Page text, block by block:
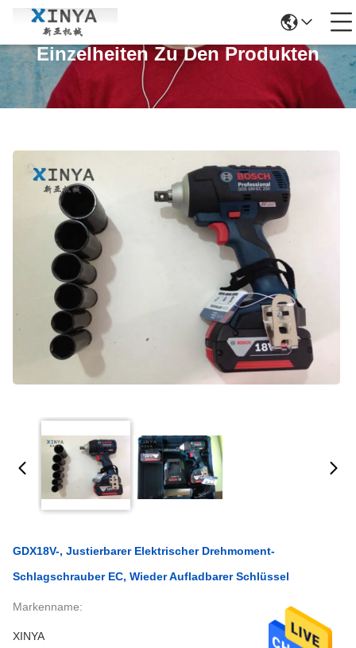
Einzelheiten Zu Den Produkten
GDX18V-, Justierbarer Elektrischer Drehmoment-
Schlagschrauber EC, Wieder Aufladbarer Schlüssel
Markenname:
XINYA